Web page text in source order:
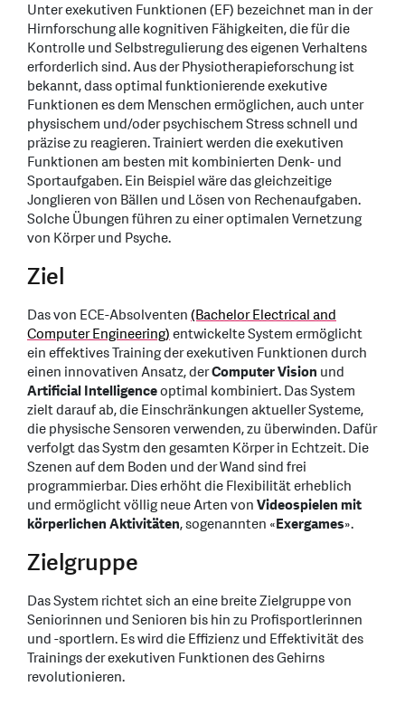
Unter exekutiven Funktionen (EF) bezeichnet man in der
Hirnforschung alle kognitiven Fähigkeiten, die für die
Kontrolle und Selbstregulierung des eigenen Verhaltens
erforderlich sind. Aus der Physiotherapieforschung ist
bekannt, dass optimal funktionierende exekutive
Funktionen es dem Menschen ermöglichen, auch unter
physischem und/oder psychischem Stress schnell und
präzise zu reagieren. Trainiert werden die exekutiven
Funktionen am besten mit kombinierten Denk- und
Sportaufgaben. Ein Beispiel wäre das gleichzeitige
Jonglieren von Bällen und Lösen von Rechenaufgaben.
Solche Übungen führen zu einer optimalen Vernetzung
von Körper und Psyche.
Ziel
Das von ECE-Absolventen(Bachelor Electrical and
Computer Engineering)entwickelte System ermöglicht
ein effektives Training der exekutiven Funktionen durch
einen innovativen Ansatz, derComputer Vision und
Artificial Intelligenceoptimal kombiniert. Das System
zielt darauf ab, die Einschränkungen aktueller Systeme,
die physische Sensoren verwenden, zu überwinden. Dafür
verfolgt das Systm den gesamten Körper in Echtzeit. Die
Szenen auf dem Boden und der Wand sind frei
programmierbar. Dies erhöht die Flexibilität erheblich
und ermöglicht völlig neue Arten vonVideospielen mit
körperlichen Aktivitäten, sogenannten «Exergames».
Zielgruppe
Das System richtet sich an eine breite Zielgruppe von
Seniorinnen und Senioren bis hin zu Profisportlerinnen
und -sportlern. Es wird die Effizienz und Effektivität des
Trainings der exekutiven Funktionen des Gehirns
revolutionieren.